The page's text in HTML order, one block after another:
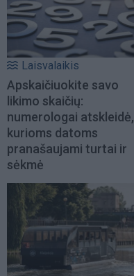
Laisvalaikis
Apskaičiuokite savo
likimo skaičių:
numerologai atskleidė,
kurioms datoms
pranašaujami turtai ir
sėkmė